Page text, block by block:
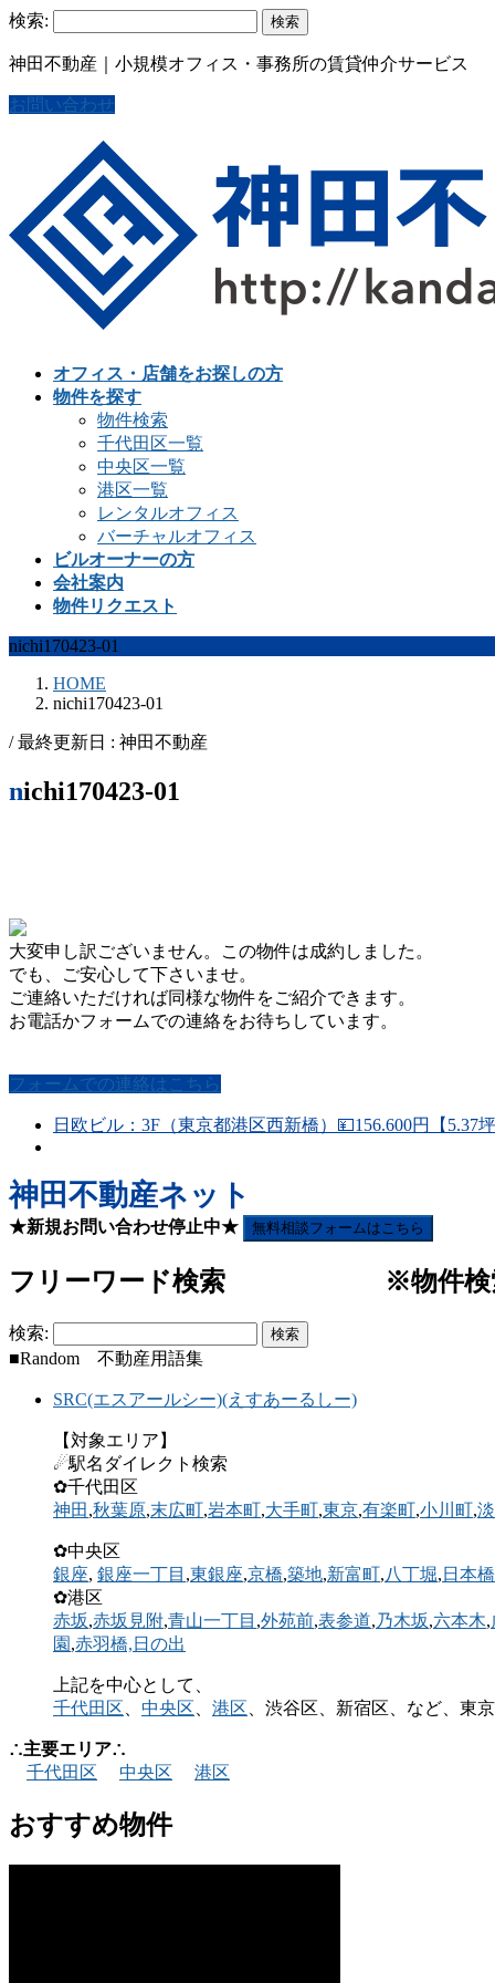
検索:
神田不動産｜小規模オフィス・事務所の賃貸仲介サービス
お問い合わせ
オフィス・店舗をお探しの方
物件を探す
物件検索
千代田区一覧
中央区一覧
港区一覧
レンタルオフィス
バーチャルオフィス
ビルオーナーの方
会社案内
物件リクエスト
nichi170423-01
HOME
nichi170423-01
/ 最終更新日 : 神田不動産
nichi170423-01
大変申し訳ございません。この物件は成約しました。
でも、ご安心して下さいませ。
ご連絡いただければ同様な物件をご紹介できます。
お電話かフォームでの連絡をお待ちしています。
フォームでの連絡はこちら
日欧ビル：3F（東京都港区西新橋）💴156.600円【
神田不動産ネット
★新規お問い合わせ停止中★ 無料相談フォームはこちら
フリーワード検索 ※物件検索
検索:
■Random 不動産用語集
SRC(エスアールシー)(えすあーるしー)
【対象エリア】
☄駅名ダイレクト検索
✿千代田区
神田 ,秋葉原,末広町,岩本町,大手町,東京,有楽町,小川町,
✿中央区
銀座, 銀座一丁目 ,東銀座,京橋,築地,新富町,八丁堀, 日本橋
✿港区
赤坂,赤坂見附,青山一丁目 ,外苑前,表参道,乃木坂,六本木,
園 ,赤羽橋, 日の出
上記を中心として、
千代田区
中央区 港区 、渋谷区、新宿区、など、
∴主要エリア∴
千代田区
中央区 港区
おすすめ物件